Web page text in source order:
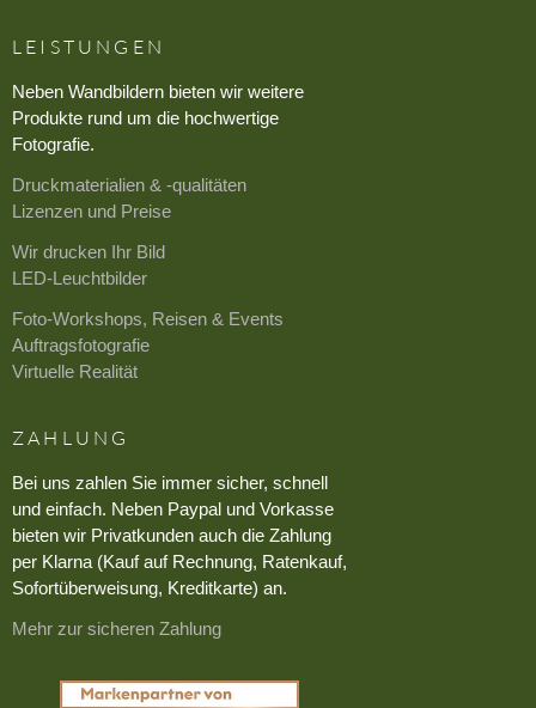
LEISTUNGEN
Neben Wandbildern bieten wir weitere
Produkte rund um die hochwertige
Fotografie.
Druckmaterialien & -qualitäten
Lizenzen und Preise
Wir drucken Ihr Bild
LED-Leuchtbilder
Foto-Workshops, Reisen & Events
Auftragsfotografie
Virtuelle Realität
ZAHLUNG
Bei uns zahlen Sie immer sicher, schnell
und einfach. Neben Paypal und Vorkasse
bieten wir Privatkunden auch die Zahlung
per Klarna (Kauf auf Rechnung, Ratenkauf,
Sofortüberweisung, Kreditkarte) an.
Mehr zur sicheren Zahlung